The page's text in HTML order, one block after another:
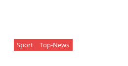
Sport Top-News